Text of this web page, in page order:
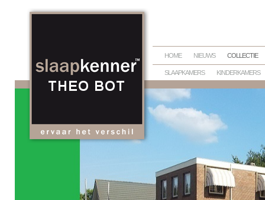
HOME NIEUWS COLLECTIE
SLAAPKAMERS KINDERKAMERS
BEDTEXTIEL